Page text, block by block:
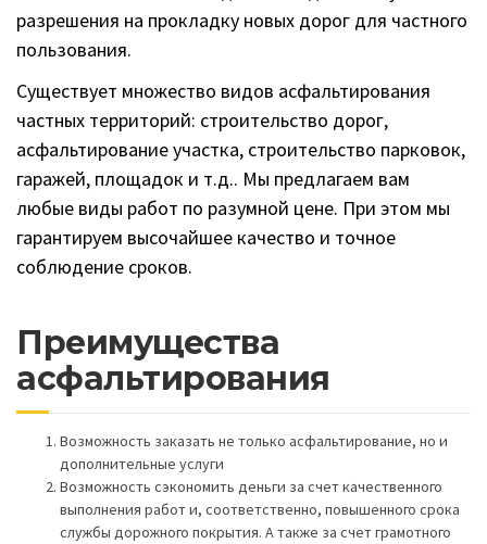
разрешения на прокладку новых дорог для частного
пользования.
Существует множество видов асфальтирования
частных территорий: строительство дорог,
асфальтирование участка, строительство парковок,
гаражей, площадок и т.д.. Мы предлагаем вам
любые виды работ по разумной цене. При этом мы
гарантируем высочайшее качество и точное
соблюдение сроков.
Преимущества
асфальтирования
Возможность заказать не только асфальтирование, но и
дополнительные услуги
Возможность сэкономить деньги за счет качественного
выполнения работ и, соответственно, повышенного срока
службы дорожного покрытия. А также за счет грамотного